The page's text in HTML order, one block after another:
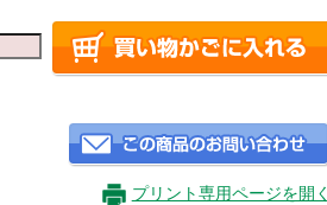
プリント専用ページを開く